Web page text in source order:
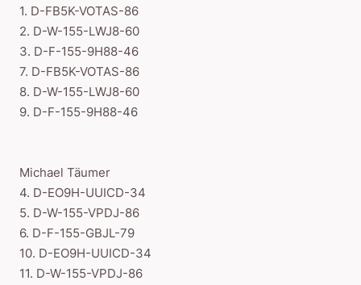
1. D-FB5K-VOTAS-86
2. D-W-155-LWJ8-60
3. D-F-155-9H88-46
7. D-FB5K-VOTAS-86
8. D-W-155-LWJ8-60
9. D-F-155-9H88-46
Michael Täumer
4. D-EO9H-UUICD-34
5. D-W-155-VPDJ-86
6. D-F-155-GBJL-79
10. D-EO9H-UUICD-34
11. D-W-155-VPDJ-86